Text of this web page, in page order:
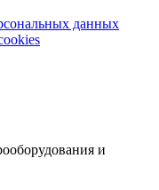
данных
и